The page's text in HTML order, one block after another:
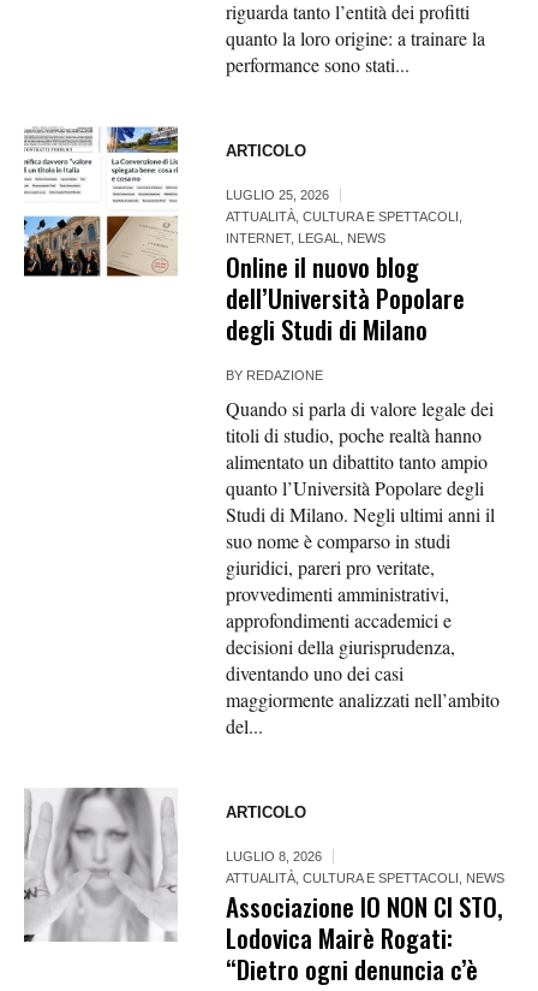
riguarda tanto l’entità dei profitti
quanto la loro origine: a trainare la
performance sono stati...
ARTICOLO
LUGLIO 25, 2026
ATTUALITÀ ,CULTURA E SPETTACOLI
INTERNET, LEGAL NEWS
Online il nuovo blog
dell’Università Popolare
degli Studi di Milano
BY REDAZIONE
Quando si parla di valore legale dei
titoli di studio, poche realtà hanno
alimentato un dibattito tanto ampio
quanto l’Università Popolare degli
Studi di Milano. Negli ultimi anni il
suo nome è comparso in studi
giuridici, pareri pro veritate,
provvedimenti amministrativi,
approfondimenti accademici e
decisioni della giurisprudenza,
diventando uno dei casi
maggiormente analizzati nell’ambito
del...
ARTICOLO
LUGLIO 8, 2026
ATTUALITÀ ,CULTURA E SPETTACOLI NEWS
Associazione IO NON CI STO,
Lodovica Mairè Rogati:
“Dietro ogni denuncia c’è